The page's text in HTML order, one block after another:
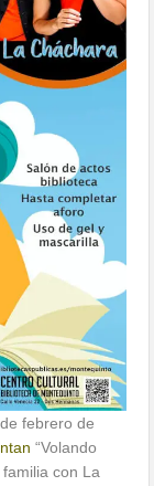
febrero de
“Volando
con La